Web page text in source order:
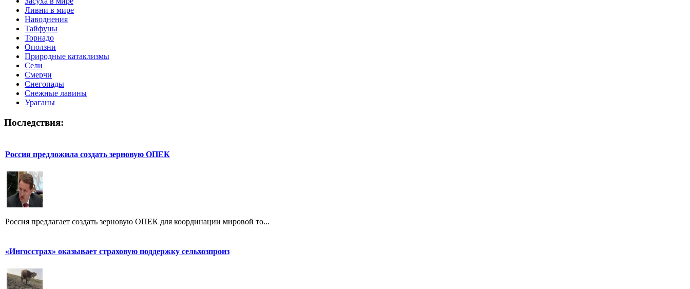
Ливни в мире
Наводнения
Тайфуны
Торнадо
Оползни
Природные катаклизмы
Сели
Смерчи
Снегопады
Снежные лавины
Ураганы
Последствия:
Россия предложила создать зерновую ОПЕК
Россия предлагает создать зерновую ОПЕК для координации мировой то...
«Ингосстрах» оказывает страховую поддержку сельхозпроиз